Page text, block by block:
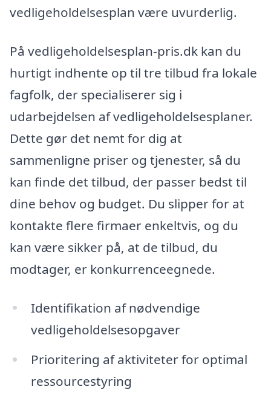
vedligeholdelsesplan være uvurderlig.
På vedligeholdelsesplan-pris.dk kan du
hurtigt indhente op til tre tilbud fra lokale
fagfolk, der specialiserer sig i
udarbejdelsen af vedligeholdelsesplaner.
Dette gør det nemt for dig at
sammenligne priser og tjenester, så du
kan finde det tilbud, der passer bedst til
dine behov og budget. Du slipper for at
kontakte flere firmaer enkeltvis, og du
kan være sikker på, at de tilbud, du
modtager, er konkurrenceegnede.
Identifikation af nødvendige
vedligeholdelsesopgaver
Prioritering af aktiviteter for optimal
ressourcestyring